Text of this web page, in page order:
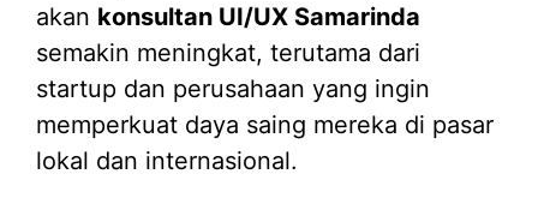
akan konsultan UI/UX Samarinda
semakin meningkat, terutama dari
startup dan perusahaan yang ingin
memperkuat daya saing mereka di pasar
lokal dan internasional.